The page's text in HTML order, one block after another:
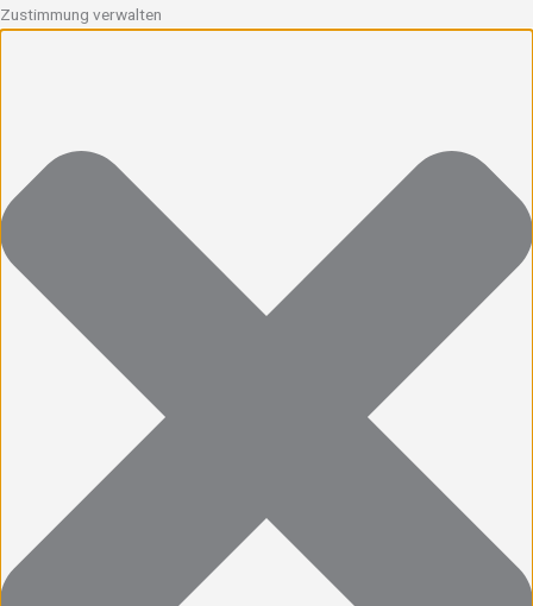
Zustimmung verwalten